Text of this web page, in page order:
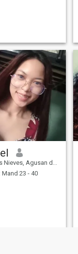
Agusan del Norte, Filippinerne
Mand 23 - 40